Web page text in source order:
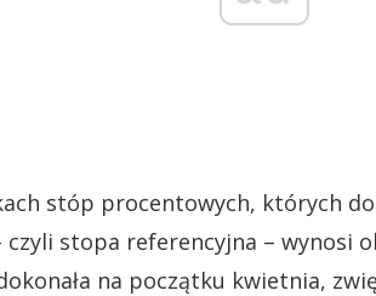
stóp procentowych, których
czyli stopa referencyjna – wynosi
na początku kwietnia,